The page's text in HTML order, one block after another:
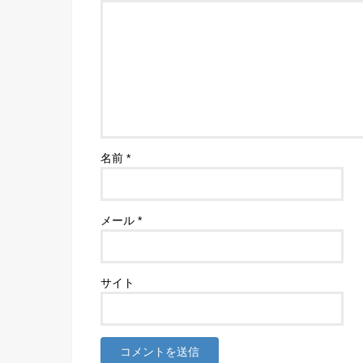
名前 *
メール *
サイト